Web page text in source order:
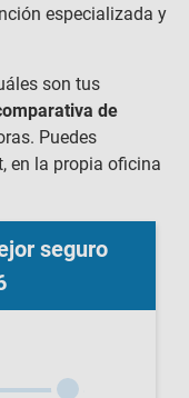
especializada y
son tus
de
Puedes
en la propia oficina
seguro